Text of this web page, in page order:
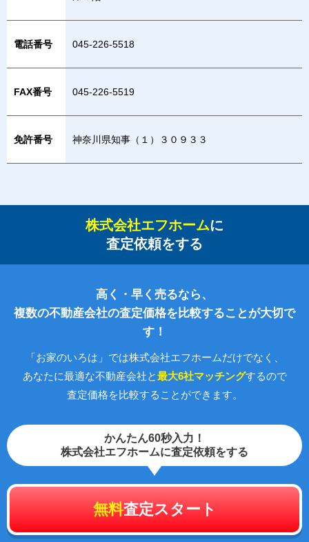
電話番号 045-226-5518
FAX番号 045-226-5519
免許番号 神奈川県知事（１）３０９３３
株式会社エフホームに
査定依頼をする
高く・早く売るなら、
複数の不動産会社の査定価格を比較することが大切で
す！
「お家のいろは」では株式会社エフホームだけでなく、
あなたに最適な不動産会社と最大6社マッチングするので
査定価格を比較することができます。
かんたん60秒入力！
株式会社エフホームに査定依頼をする
無料査定スタート